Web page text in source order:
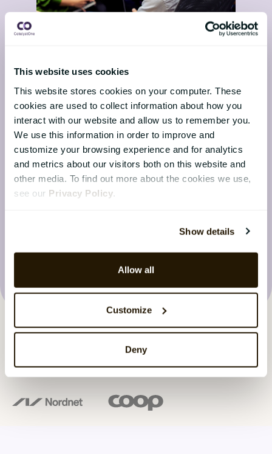
This website uses cookies
This website stores cookies on your computer. These
cookies are used to collect information about how you
interact with our website and allow us to remember you.
We use this information in order to improve and
customize your browsing experience and for analytics
and metrics about our visitors both on this website and
other media. To find out more about the cookies we use,
see our Privacy Policy
Show details
Allow all
Customize
Deny
forventninger i 2026: Tillid
gennem transparens
13 februar 2026
Denne artikel er skrevet til HR-ledere,
CHRO’er og HR-beslutningstagere i
nordiske organisationer, der arbejder
strategisk med medarbej...